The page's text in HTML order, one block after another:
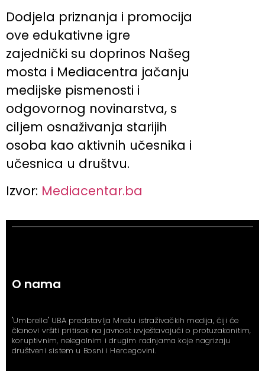
Dodjela priznanja i promocija
ove edukativne igre
zajednički su doprinos Našeg
mosta i Mediacentra jačanju
medijske pismenosti i
odgovornog novinarstva, s
ciljem osnaživanja starijih
osoba kao aktivnih učesnika i
učesnica u društvu.
Izvor: Mediacentar.ba
O nama
"Umbrella" UBA predstavlja Mrežu istraživačkih medija, čiji će
članovi vršiti pritisak na javnost izvještavajući o protuzakonitim,
koruptivnim, nelegalnim i drugim radnjama koje nagrizaju
društveni sistem u Bosni i Hercegovini.